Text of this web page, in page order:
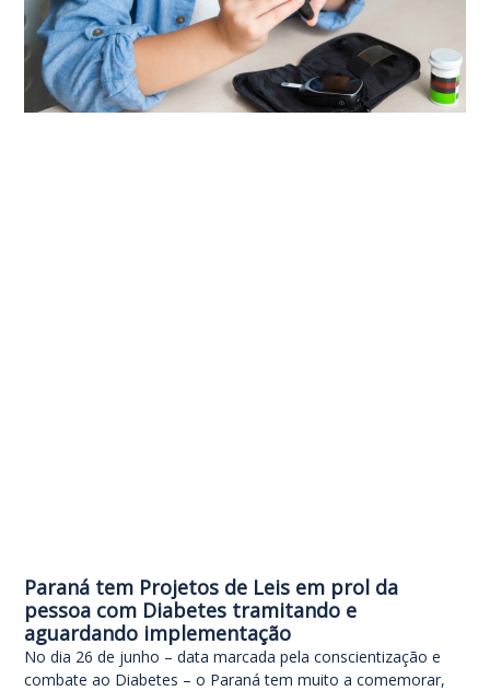
Paraná tem Projetos de Leis em prol da
pessoa com Diabetes tramitando e
aguardando implementação
No dia 26 de junho – data marcada pela conscientização e
combate ao Diabetes – o Paraná tem muito a comemorar,